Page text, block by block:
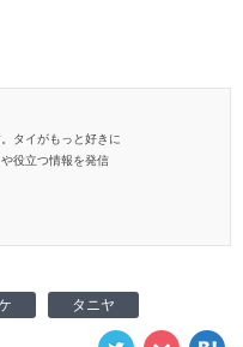
タイがもっと好きに
役立つ情報を発信
タニヤ